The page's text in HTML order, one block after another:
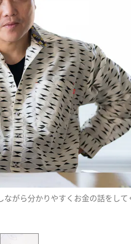
がら分かりやすくお金の話をして